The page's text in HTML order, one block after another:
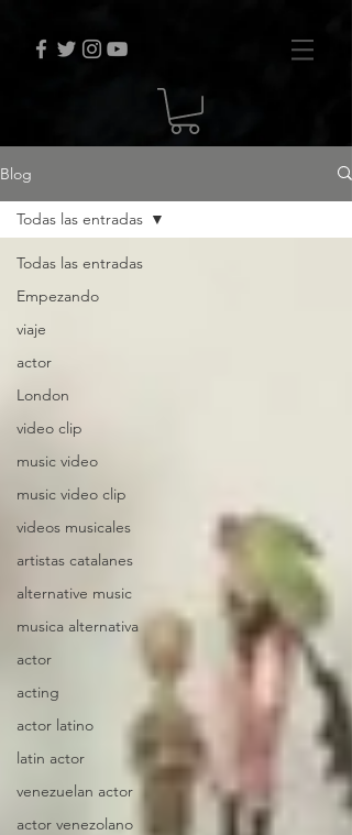
Blog
Todas las entradas
Empezando
viaje
actor
London
video clip
music video
music video clip
videos musicales
artistas catalanes
alternative music
musica alternativa
actor
acting
actor latino
latin actor
venezuelan actor
actor venezolano
Todas las entradas